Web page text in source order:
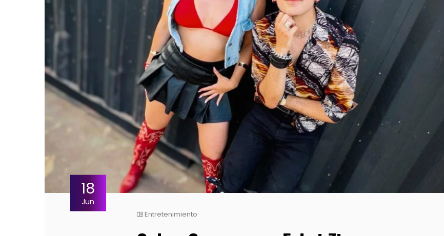
18
Jun
Entretenimiento